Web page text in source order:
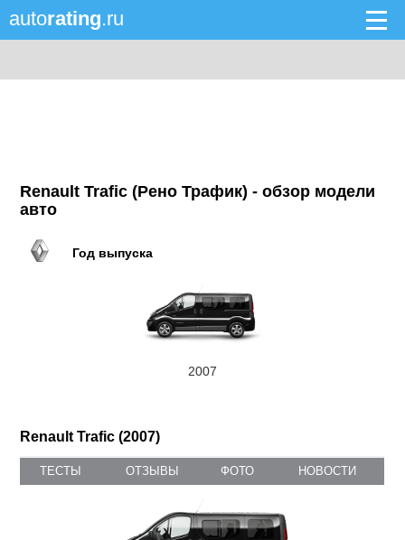
autorating.ru
Renault Trafic (Рено Трафик) - обзор модели
авто
Год выпуска
2007
Renault Trafic (2007)
ТЕСТЫ ОТЗЫВЫ ФОТО НОВОСТИ